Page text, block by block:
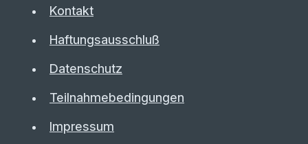
Kontakt
Haftungsausschluß
Datenschutz
Teilnahmebedingungen
Impressum